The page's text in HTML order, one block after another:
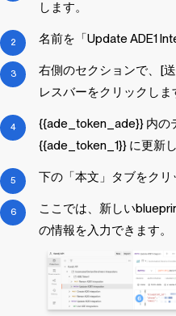
します。
名前を「Update ADE1
右側のセクションで、[
レスバーをクリックしま
{{ade_token_ade}} 内の
{{ade_token_1}} に更新し
下の「本文」タブをクリ
ここでは、新しい
の情報を入力できます。